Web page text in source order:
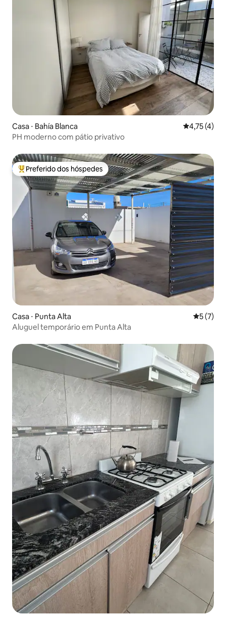
Casa ⋅ Bahía Blanca 4,75 de
4,75 (4)
PH moderno com pátio privativo
Entre os melhores preferidos dos hóspedes
Preferido dos hóspedes
Casa ⋅ Punta Alta 5 de
5 (7)
Aluguel temporário em Punta Alta